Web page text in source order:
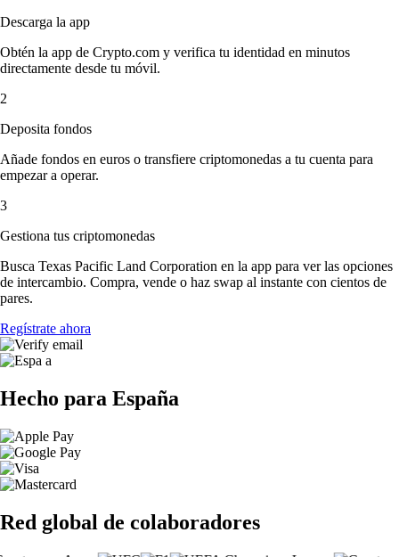
Descarga la app
Obtén la app de Crypto.com y verifica tu identidad en minutos
directamente desde tu móvil.
2
Deposita fondos
Añade fondos en euros o transfiere criptomonedas a tu cuenta para
empezar a operar.
3
Gestiona tus criptomonedas
Busca Texas Pacific Land Corporation en la app para ver las opciones
de intercambio. Compra, vende o haz swap al instante con cientos de
pares.
Regístrate ahora
Hecho para España
Red global de colaboradores